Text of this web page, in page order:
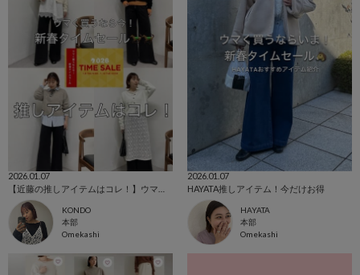
2026.01.07
KONDO
本部
Omekashi
2026.01.07
HAYATA推しアイテム！今だけお得
HAYATA
本部
Omekashi